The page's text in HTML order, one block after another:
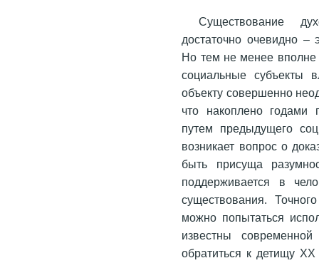
Существование
достаточно очевидно –
Но тем не менее вполне
социальные субъекты
объекту совершенно
что накоплено
путем предыдущего
возникает вопрос о
быть присуща
поддерживается в
существования.
можно попытаться
известны
обратиться к детищу